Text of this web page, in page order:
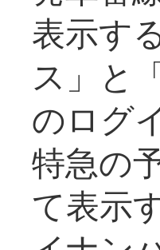
表示す
ス」と
のログ
特急の
て表示